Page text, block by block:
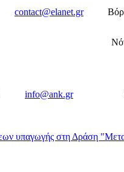
contact@elanet.gr
info@ank.gr